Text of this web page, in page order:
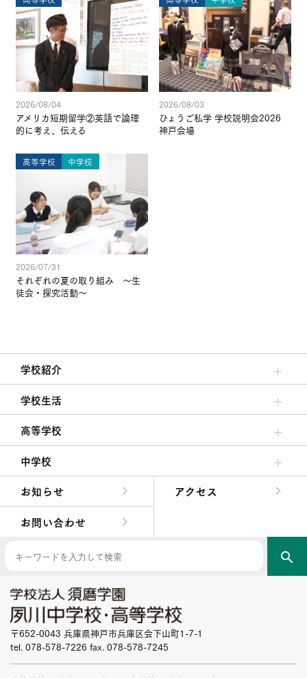
2026/08/04
アメリカ短期留学②英語で論理
的に考え、伝える
2026/08/03
ひょうご私学 学校説明会2026
神戸会場
高等学校 中学校
2026/07/31
それぞれの夏の取り組み ～生
徒会・探究活動～
学校紹介
理事長/学園長メッセージ
安心して任せられる学校
沿革
施設・設備
大学合格実績
学校生活
クラブ活動・生徒会活動
夙川ブログ
制服紹介
夙川カレンダー
高等学校
高校校長からの挨拶
高校の教育方針／特色
特進コース／進学コース
年間行事
先輩たちの声・生徒たちの声
中学校
中学校長からの挨拶
中学校の教育方針／特色
Aコース／Bコース
年間行事
先輩たちの声・生徒たちの声
お知らせ
アクセス
お問い合わせ
search
〒652-0043 兵庫県神戸市兵庫区会下山町1-7-1
tel. 078-578-7226 fax. 078-578-7245